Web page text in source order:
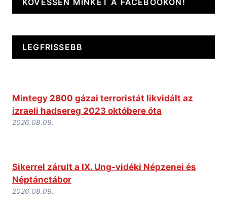
KÖVESSEN MINKET A FACEBOOKON!
LEGFRISSEBB
Mintegy 2800 gázai terroristát likvidált az
izraeli hadsereg 2023 októbere óta
2026.08.09.
Sikerrel zárult a IX. Ung-vidéki Népzenei és
Néptánctábor
2026.08.09.